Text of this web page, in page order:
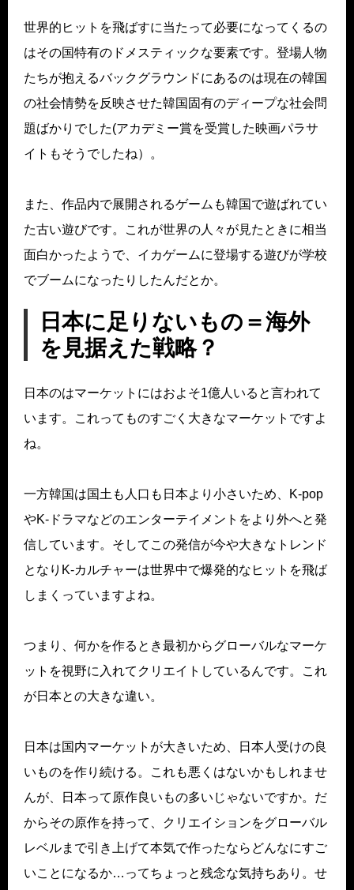
世界的ヒットを飛ばすに当たって必要になってくるの
はその国特有のドメスティックな要素です。登場人物
たちが抱えるバックグラウンドにあるのは現在の韓国
の社会情勢を反映させた韓国固有のディープな社会問
題ばかりでした(アカデミー賞を受賞した映画パラサ
イトもそうでしたね）。
また、作品内で展開されるゲームも韓国で遊ばれてい
た古い遊びです。これが世界の人々が見たときに相当
面白かったようで、イカゲームに登場する遊びが学校
でブームになったりしたんだとか。
日本に足りないもの＝海外
を見据えた戦略？
日本のはマーケットにはおよそ1億人いると言われて
います。これってものすごく大きなマーケットですよ
ね。
一方韓国は国土も人口も日本より小さいため、K-pop
やK-ドラマなどのエンターテイメントをより外へと発
信しています。そしてこの発信が今や大きなトレンド
となりK-カルチャーは世界中で爆発的なヒットを飛ば
しまくっていますよね。
つまり、何かを作るとき最初からグローバルなマーケ
ットを視野に入れてクリエイトしているんです。これ
が日本との大きな違い。
日本は国内マーケットが大きいため、日本人受けの良
いものを作り続ける。これも悪くはないかもしれませ
んが、日本って原作良いもの多いじゃないですか。だ
からその原作を持って、クリエイションをグローバル
レベルまで引き上げて本気で作ったならどんなにすご
いことになるか…ってちょっと残念な気持ちあり。せ